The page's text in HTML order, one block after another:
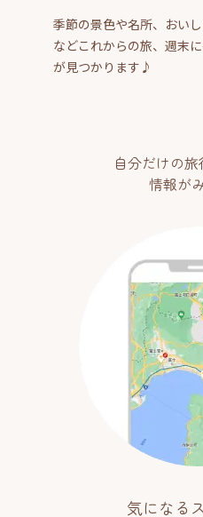
季節の景色や名所、おい
などこれからの旅、週末
が見つかります♪
自分だけの
情報が
気になる